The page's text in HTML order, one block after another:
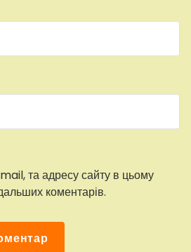
та адресу сайту в цьому
коментарів.